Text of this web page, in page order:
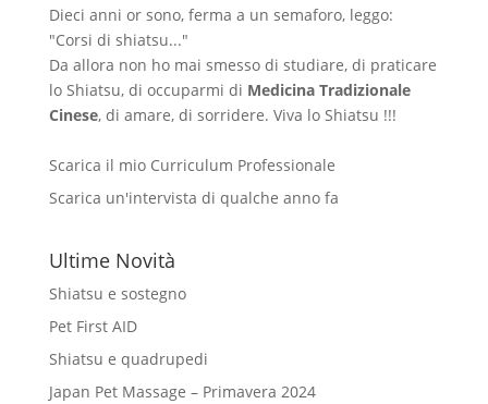
Dieci anni or sono, ferma a un semaforo, leggo:
"Corsi di shiatsu..."
Da allora non ho mai smesso di studiare, di praticare
lo Shiatsu, di occuparmi di Medicina Tradizionale
Cinese, di amare, di sorridere. Viva lo Shiatsu !!!
Scarica il mio Curriculum Professionale
Scarica un'intervista di qualche anno fa
Ultime Novità
Shiatsu e sostegno
Pet First AID
Shiatsu e quadrupedi
Japan Pet Massage – Primavera 2024